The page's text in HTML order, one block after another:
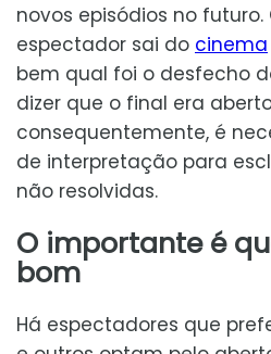
novos episódios no
espectador sai do cinema
bem qual foi o desfecho
dizer que o final era
consequentemente, é
de interpretação para
não resolvidas.
O importante é
bom
Há espectadores que